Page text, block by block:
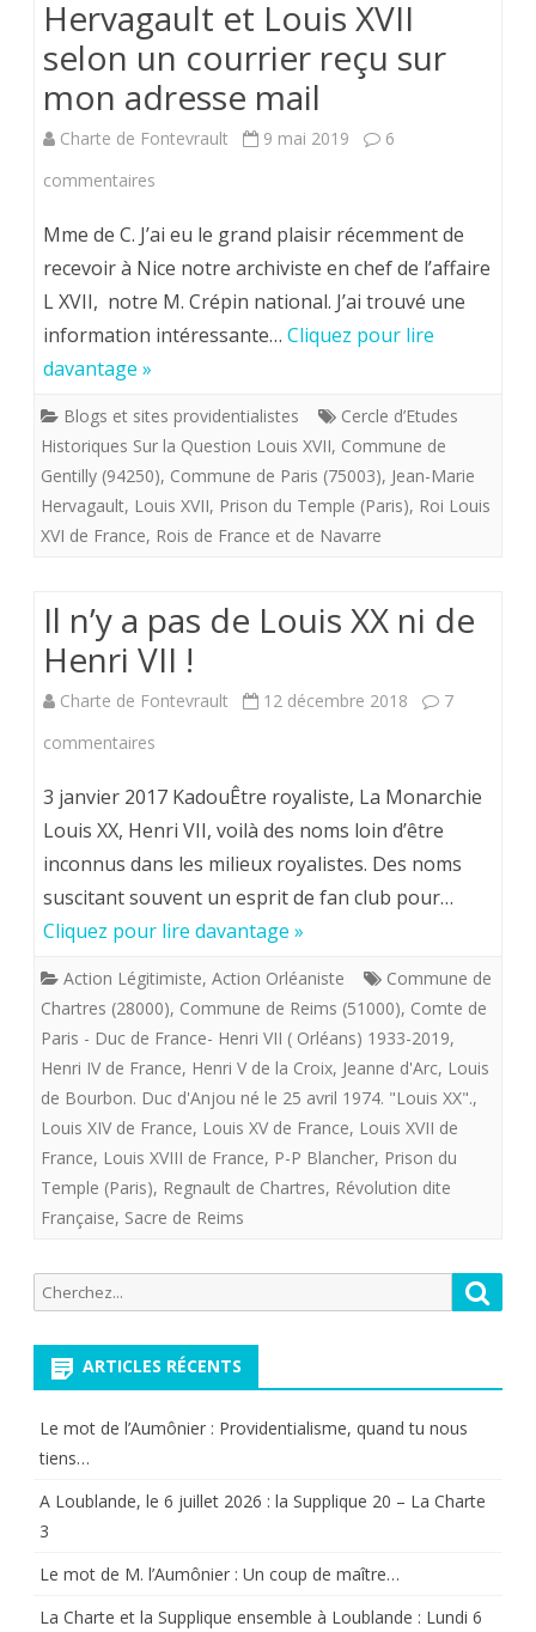
Hervagault et Louis XVII
selon un courrier reçu sur
mon adresse mail
Charte de Fontevrault 9 mai 2019
6
commentaires
rapports
entre
Hervagault
Louis
XVII
selon
reçu
mail
Mme de C. J’ai eu le grand plaisir récemment de
recevoir à Nice notre archiviste en chef de l’affaire
L XVII, notre M. Crépin national. J’ai trouvé une
information intéressante… Cliquez pour lire
davantage »
Blogs et sites providentialistes
Cercle d’Etudes
Historiques Sur la Question Louis XVII, Commune de
Gentilly (94250), Commune de Paris (75003), Jean-Marie
Hervagault, Louis XVII, Prison du Temple (Paris), Roi Louis
XVI de France, Rois de France et de Navarre
Il n’y a pas de Louis XX ni de
Henri VII !
Charte de Fontevrault 12 décembre 2018
7
commentaires
n’y
a
pas
XX
ni
Henri
VII
3 janvier 2017 KadouÊtre royaliste, La Monarchie
Louis XX, Henri VII, voilà des noms loin d’être
inconnus dans les milieux royalistes. Des noms
suscitant souvent un esprit de fan club pour…
Cliquez pour lire davantage »
Action Légitimiste, Action Orléaniste
Commune de
Chartres (28000), Commune de Reims (51000), Comte de
Paris - Duc de France- Henri VII ( Orléans) 1933-2019,
Henri IV de France, Henri V de la Croix, Jeanne d'Arc, Louis
de Bourbon. Duc d'Anjou né le 25 avril 1974. "Louis XX".,
Louis XIV de France, Louis XV de France, Louis XVII de
France, Louis XVIII de France, P-P Blancher, Prison du
Temple (Paris), Regnault de Chartres, Révolution dite
Française, Sacre de Reims
Recherche
pour:
ARTICLES RÉCENTS
Le mot de l’Aumônier : Providentialisme, quand tu nous
tiens…
A Loublande, le 6 juillet 2026 : la Supplique 20 – La Charte
3
Le mot de M. l’Aumônier : Un coup de maître…
La Charte et la Supplique ensemble à Loublande : Lundi 6